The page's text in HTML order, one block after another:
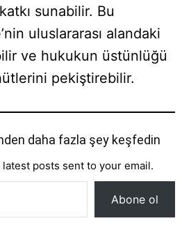
sunabilir. Bu
uluslararası alandaki
ve hukukun üstünlüğü
pekiştirebilir.
daha fazla şey keşfedin
posts sent to your email.
Abone ol